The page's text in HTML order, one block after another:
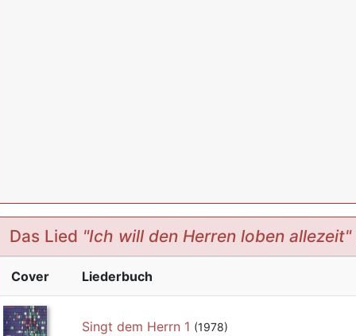
Das Lied "Ich will den Herren loben allezeit"
Cover Liederbuch
Singt dem Herrn 1 (1978)